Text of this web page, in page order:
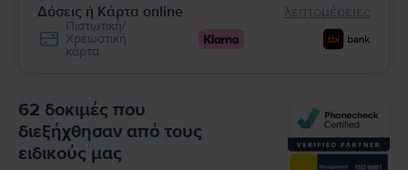
Δόσεις ή Κάρτα online λεπτομέρειες
Πιστωτική/
Χρεωστική
κάρτα
62 δοκιμές που
διεξήχθησαν από τους
ειδικούς μας